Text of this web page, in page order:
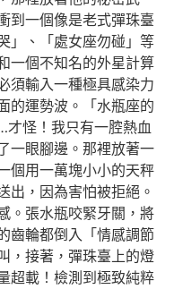
到一個像是老式彈珠臺
」、「處女座勿碰」等
一個不知名的外星計算
須輸入一種極具感染力
的運勢波。「水瓶座的
怪！我只有一腔熱血
一眼腳邊。那裡放著一
個用一萬塊小小的天秤
出，因為害怕被拒絕。
。張水瓶咬緊牙關，將
齒輪都倒入「情感調節
，接著，彈珠臺上的燈
超載！檢測到極致純粹